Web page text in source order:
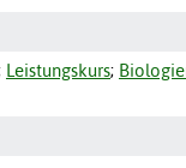
Leistungskurs;